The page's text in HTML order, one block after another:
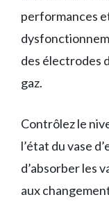
performances
des électrodes
gaz.
Contrôlez le
l’état du vase
d’absorber les
aux